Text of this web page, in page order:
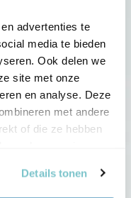
advertenties te
media te bieden
Ook delen we
site met onze
en analyse. Deze
met andere
of die ze hebben
Details tonen